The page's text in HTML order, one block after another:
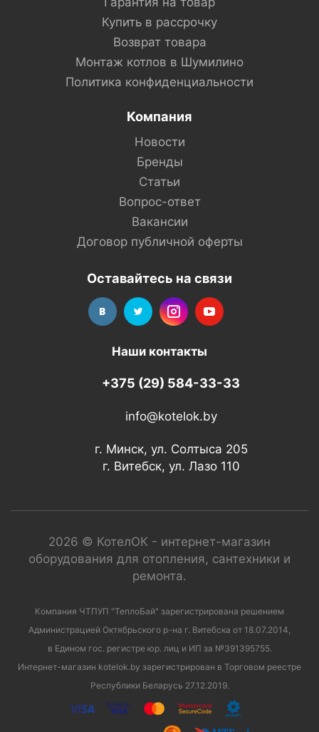
Купить в рассрочку
Возврат товара
Монтаж котлов в Шумилино
Политика конфиденциальности
Компания
Новости
Бренды
Статьи
Вопрос-ответ
Вакансии
Договор публичной оферты
Оставайтесь на связи
Наши контакты
+375 (29) 584-33-33
info@kotelok.by
г. Минск, ул. Солтыса 205
г. Витебск, ул. Лазо 110
2026 © КотелОК - интернет-магазин
оборудования для отопления, сантехники и
ремонта.
Компания ЧТПУП "ТеплоБай" зарегистрирована решением
Администрацией Октябрьского р-на г. Витебска от 18.07.2014,
в Едином гос. регистре юр. лиц и ИП за №391395755.
Интернет-магазин kotelok.by зарегистрирован в Торговом реестре
Республики Беларусь 27.12.2019.